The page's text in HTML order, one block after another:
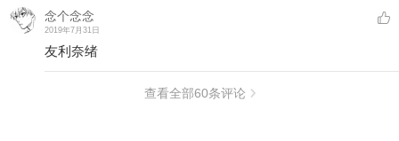
念个念念
2019年7月31日
友利奈绪
查看全部60条评论